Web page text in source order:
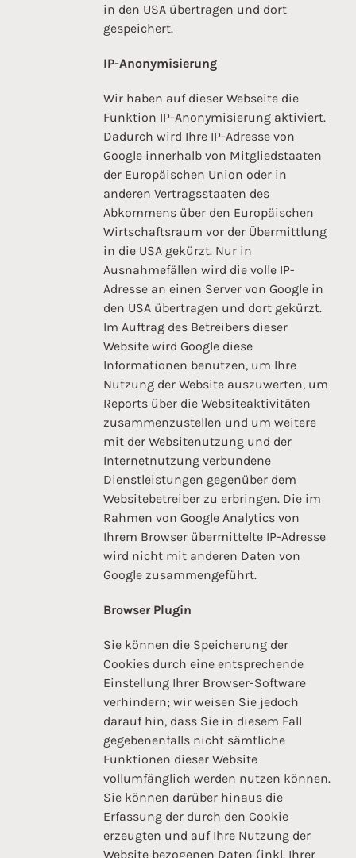
in den USA übertragen und dort
gespeichert.
IP-Anonymisierung
Wir haben auf dieser Webseite die
Funktion IP-Anonymisierung aktiviert.
Dadurch wird Ihre IP-Adresse von
Google innerhalb von Mitgliedstaaten
der Europäischen Union oder in
anderen Vertragsstaaten des
Abkommens über den Europäischen
Wirtschaftsraum vor der Übermittlung
in die USA gekürzt. Nur in
Ausnahmefällen wird die volle IP-
Adresse an einen Server von Google in
den USA übertragen und dort gekürzt.
Im Auftrag des Betreibers dieser
Website wird Google diese
Informationen benutzen, um Ihre
Nutzung der Website auszuwerten, um
Reports über die Websiteaktivitäten
zusammenzustellen und um weitere
mit der Websitenutzung und der
Internetnutzung verbundene
Dienstleistungen gegenüber dem
Websitebetreiber zu erbringen. Die im
Rahmen von Google Analytics von
Ihrem Browser übermittelte IP-Adresse
wird nicht mit anderen Daten von
Google zusammengeführt.
Browser Plugin
Sie können die Speicherung der
Cookies durch eine entsprechende
Einstellung Ihrer Browser-Software
verhindern; wir weisen Sie jedoch
darauf hin, dass Sie in diesem Fall
gegebenenfalls nicht sämtliche
Funktionen dieser Website
vollumfänglich werden nutzen können.
Sie können darüber hinaus die
Erfassung der durch den Cookie
erzeugten und auf Ihre Nutzung der
Website bezogenen Daten (inkl. Ihrer